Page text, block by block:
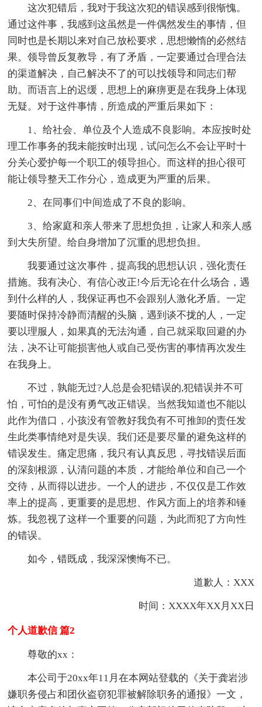
这次犯错后，我对于我这次犯的错误感到很惭愧。
通过这件事，我感到这虽然是一件偶然发生的事情，但
同时也是长期以来对自己放松要求，思想懒惰的必然结
果。领导曾反复教导，有了矛盾，一定要通过合理合法
的渠道解决，自己解决不了的可以找领导和同志们帮
助。而语言上的迟缓，思想上的麻痹更是在我身上体现
无疑。对于这件事情，所造成的严重后果如下：
1、给社会、单位及个人造成不良影响。本应按时处
理工作事务的我未能按时出现，试问怎么不会让平时十
分关心爱护每一个职工的领导担心。而这样的担心很可
能让领导整天工作分心，造成更为严重的后果。
2、在同事们中间造成了不良的影响。
3、给家庭和亲人带来了思想负担，让家人和亲人感
到大失所望。给自身增加了沉重的思想负担。
我要通过这次事件，提高我的思想认识，强化责任
措施。我有决心、有信心改正!今后无论在什么场合，遇
到什么样的人，我保证再也不会跟别人激化矛盾。一定
要随时保持冷静而清醒的头脑，遇到谈不拢的人，一定
要以理服人，如果真的无法沟通，自己就采取回避的办
法，决不让可能损害他人或自己受伤害的事情再次发生
在我身上。
不过，孰能无过?人总是会犯错误的,犯错误并不可
怕，可怕的是没有勇气改正错误。当然我知道也不能以
此作为借口，小孩没有管教好我负有不可推卸的责任发
生此类事情绝对是失误。我们还是要尽量的避免这样的
错误发生。痛定思痛，我只有认真反思，寻找错误后面
的深刻根源，认清问题的本质，才能给单位和自己一个
交待，从而得以进步。一个人的进步，不仅仅是工作效
率上的提高，更重要的是思想、作风方面上的培养和锤
炼。我忽视了这样一个重要的问题，为此而犯了方向性
的错误。
如今，错既成，我深深懊悔不已。
道歉人：XXX
时间：XXXX年XX月XX日
个人道歉信 篇2
尊敬的xx：
本公司于20xx年11月在本网站登载的《关于龚岩涉
嫌职务侵占和团伙盗窃犯罪被解除职务的通报》一文，